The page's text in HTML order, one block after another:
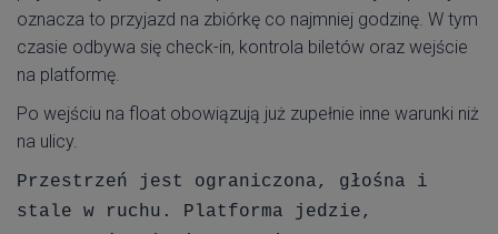
oznacza to przyjazd na zbiórkę co najmniej godzinę. W tym
czasie odbywa się check-in, kontrola biletów oraz wejście
na platformę.
Po wejściu na float obowiązują już zupełnie inne warunki niż
na ulicy.
Przestrzeń jest ograniczona, głośna i
stale w ruchu. Platforma jedzie,